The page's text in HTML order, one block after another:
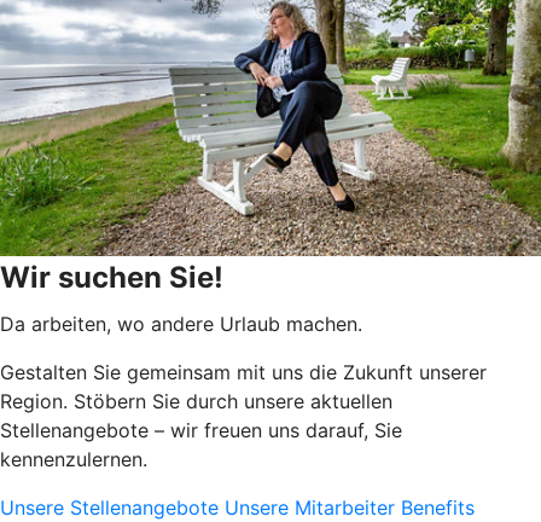
Wir suchen Sie!
Da arbeiten, wo andere Urlaub machen.
Gestalten Sie gemeinsam mit uns die Zukunft unserer
Region. Stöbern Sie durch unsere aktuellen
Stellenangebote – wir freuen uns darauf, Sie
kennenzulernen.
Unsere Stellenangebote Unsere Mitarbeiter Benefits